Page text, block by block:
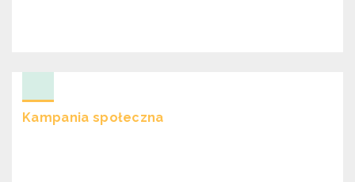
Kampania społeczna